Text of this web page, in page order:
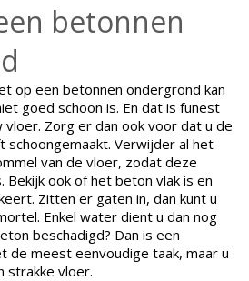
betonnen
op een betonnen ondergrond kan
goed schoon is. En dat is funest
Zorg er dan ook voor dat u de
Verwijder al het
van de vloer, zodat deze
Bekijk ook of het beton vlak is en
Zitten er gaten in, dan kunt u
Enkel water dient u dan nog
beschadigd? Dan is een
de meest eenvoudige taak, maar u
strakke vloer.